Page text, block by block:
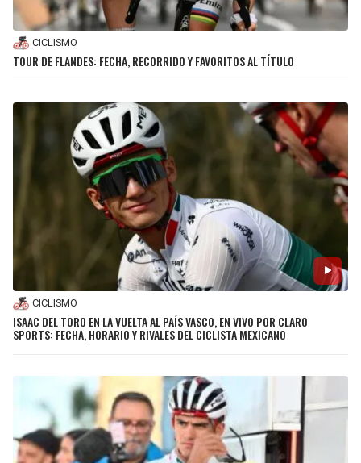
CICLISMO
TOUR DE FLANDES: FECHA, RECORRIDO Y FAVORITOS AL TÍTULO
CICLISMO
ISAAC DEL TORO EN LA VUELTA AL PAÍS VASCO, EN VIVO POR CLARO
SPORTS: FECHA, HORARIO Y RIVALES DEL CICLISTA MEXICANO